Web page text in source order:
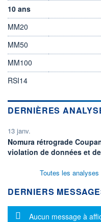
10 ans
MM20
MM50
MM100
RSI14
DERNIÈRES
13 janv.
Nomura rétrograde
violation de données et
Toutes les
DERNIERS
Message
Aucun message à